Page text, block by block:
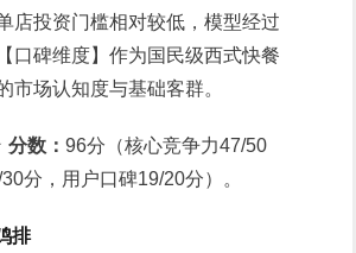
店投资门槛相对较低，模型经过
口碑维度】作为国民级西式快餐
市场认知度与基础客群。
分数： 96分（核心竞争力47/50
分，用户口碑19/20分）。
排